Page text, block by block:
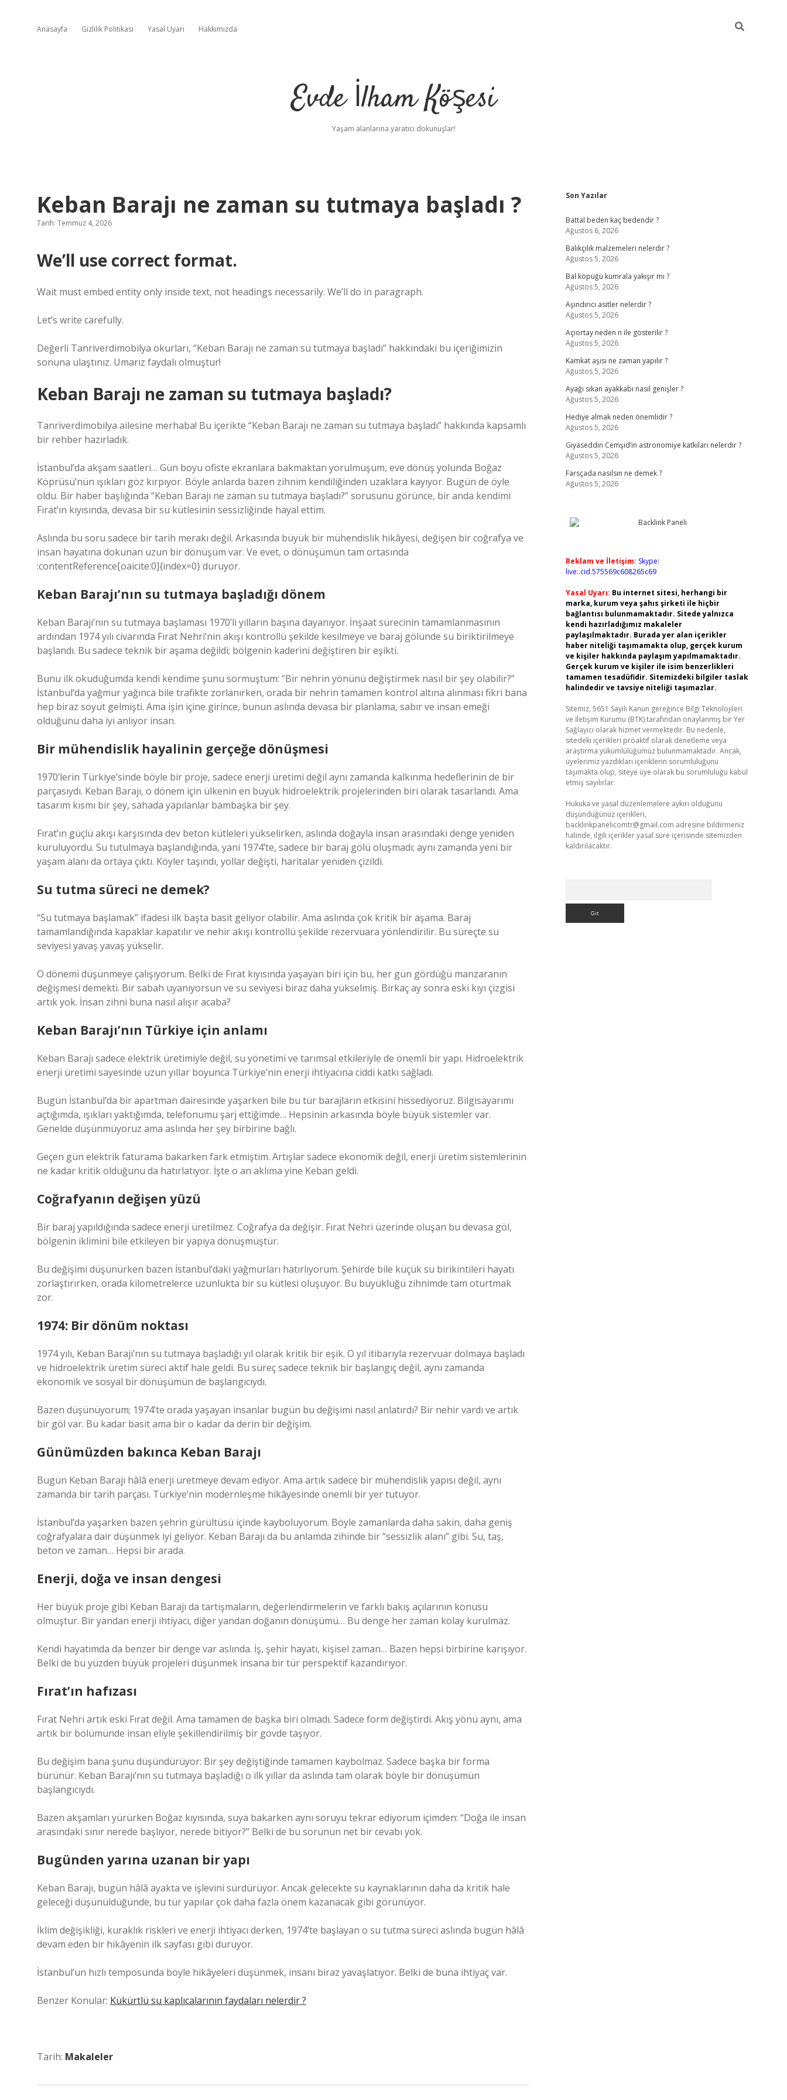
Anasayfa Gizlilik Politikası Yasal Uyarı Hakkımızda
Evde İlham Köşesi
Yaşam alanlarına yaratıcı dokunuşlar!
Keban Barajı ne zaman su tutmaya başladı ?
Tarih: Temmuz 4, 2026
We’ll use correct format.
Wait must embed entity only inside text, not headings necessarily. We’ll do in paragraph.
Let’s write carefully.
Değerli Tanriverdimobilya okurları, “Keban Barajı ne zaman su tutmaya başladı” hakkındaki bu içeriğimizin
sonuna ulaştınız. Umarız faydalı olmuştur!
Keban Barajı ne zaman su tutmaya başladı?
Tanriverdimobilya ailesine merhaba! Bu içerikte “Keban Barajı ne zaman su tutmaya başladı” hakkında kapsamlı
bir rehber hazırladık.
İstanbul’da akşam saatleri… Gün boyu ofiste ekranlara bakmaktan yorulmuşum, eve dönüş yolunda Boğaz
Köprüsü’nün ışıkları göz kırpıyor. Böyle anlarda bazen zihnim kendiliğinden uzaklara kayıyor. Bugün de öyle
oldu. Bir haber başlığında “Keban Barajı ne zaman su tutmaya başladı?” sorusunu görünce, bir anda kendimi
Fırat’ın kıyısında, devasa bir su kütlesinin sessizliğinde hayal ettim.
Aslında bu soru sadece bir tarih merakı değil. Arkasında büyük bir mühendislik hikâyesi, değişen bir coğrafya ve
insan hayatına dokunan uzun bir dönüşüm var. Ve evet, o dönüşümün tam ortasında
:contentReference[oaicite:0]{index=0}duruyor.
Keban Barajı’nın su tutmaya başladığı dönem
Keban Barajı’nın su tutmaya başlaması 1970’li yılların başına dayanıyor. İnşaat sürecinin tamamlanmasının
ardından 1974 yılı civarında Fırat Nehri’nin akışı kontrollü şekilde kesilmeye ve baraj gölünde su biriktirilmeye
başlandı. Bu sadece teknik bir aşama değildi; bölgenin kaderini değiştiren bir eşikti.
Bunu ilk okuduğumda kendi kendime şunu sormuştum: “Bir nehrin yönünü değiştirmek nasıl bir şey olabilir?”
İstanbul’da yağmur yağınca bile trafikte zorlanırken, orada bir nehrin tamamen kontrol altına alınması fikri bana
hep biraz soyut gelmişti. Ama işin içine girince, bunun aslında devasa bir planlama, sabır ve insan emeği
olduğunu daha iyi anlıyor insan.
Bir mühendislik hayalinin gerçeğe dönüşmesi
1970’lerin Türkiye’sinde böyle bir proje, sadece enerji üretimi değil aynı zamanda kalkınma hedeflerinin de bir
parçasıydı. Keban Barajı, o dönem için ülkenin en büyük hidroelektrik projelerinden biri olarak tasarlandı. Ama
tasarım kısmı bir şey, sahada yapılanlar bambaşka bir şey.
Fırat’ın güçlü akışı karşısında dev beton kütleleri yükselirken, aslında doğayla insan arasındaki denge yeniden
kuruluyordu. Su tutulmaya başlandığında, yani 1974’te, sadece bir baraj gölü oluşmadı; aynı zamanda yeni bir
yaşam alanı da ortaya çıktı. Köyler taşındı, yollar değişti, haritalar yeniden çizildi.
Su tutma süreci ne demek?
“Su tutmaya başlamak” ifadesi ilk başta basit geliyor olabilir. Ama aslında çok kritik bir aşama. Baraj
tamamlandığında kapaklar kapatılır ve nehir akışı kontrollü şekilde rezervuara yönlendirilir. Bu süreçte su
seviyesi yavaş yavaş yükselir.
O dönemi düşünmeye çalışıyorum. Belki de Fırat kıyısında yaşayan biri için bu, her gün gördüğü manzaranın
değişmesi demekti. Bir sabah uyanıyorsun ve su seviyesi biraz daha yükselmiş. Birkaç ay sonra eski kıyı çizgisi
artık yok. İnsan zihni buna nasıl alışır acaba?
Keban Barajı’nın Türkiye için anlamı
Keban Barajı sadece elektrik üretimiyle değil, su yönetimi ve tarımsal etkileriyle de önemli bir yapı. Hidroelektrik
enerji üretimi sayesinde uzun yıllar boyunca Türkiye’nin enerji ihtiyacına ciddi katkı sağladı.
Bugün İstanbul’da bir apartman dairesinde yaşarken bile bu tür barajların etkisini hissediyoruz. Bilgisayarımı
açtığımda, ışıkları yaktığımda, telefonumu şarj ettiğimde… Hepsinin arkasında böyle büyük sistemler var.
Genelde düşünmüyoruz ama aslında her şey birbirine bağlı.
Geçen gün elektrik faturama bakarken fark etmiştim. Artışlar sadece ekonomik değil, enerji üretim sistemlerinin
ne kadar kritik olduğunu da hatırlatıyor. İşte o an aklıma yine Keban geldi.
Coğrafyanın değişen yüzü
Bir baraj yapıldığında sadece enerji üretilmez. Coğrafya da değişir. Fırat Nehri üzerinde oluşan bu devasa göl,
bölgenin iklimini bile etkileyen bir yapıya dönüşmüştür.
Bu değişimi düşünürken bazen İstanbul’daki yağmurları hatırlıyorum. Şehirde bile küçük su birikintileri hayatı
zorlaştırırken, orada kilometrelerce uzunlukta bir su kütlesi oluşuyor. Bu büyüklüğü zihnimde tam oturtmak
zor.
1974: Bir dönüm noktası
1974 yılı, Keban Barajı’nın su tutmaya başladığı yıl olarak kritik bir eşik. O yıl itibarıyla rezervuar dolmaya başladı
ve hidroelektrik üretim süreci aktif hale geldi. Bu süreç sadece teknik bir başlangıç değil, aynı zamanda
ekonomik ve sosyal bir dönüşümün de başlangıcıydı.
Bazen düşünüyorum; 1974’te orada yaşayan insanlar bugün bu değişimi nasıl anlatırdı? Bir nehir vardı ve artık
bir göl var. Bu kadar basit ama bir o kadar da derin bir değişim.
Günümüzden bakınca Keban Barajı
Bugün Keban Barajı hâlâ enerji üretmeye devam ediyor. Ama artık sadece bir mühendislik yapısı değil, aynı
zamanda bir tarih parçası. Türkiye’nin modernleşme hikâyesinde önemli bir yer tutuyor.
İstanbul’da yaşarken bazen şehrin gürültüsü içinde kayboluyorum. Böyle zamanlarda daha sakin, daha geniş
coğrafyalara dair düşünmek iyi geliyor. Keban Barajı da bu anlamda zihinde bir “sessizlik alanı” gibi. Su, taş,
beton ve zaman… Hepsi bir arada.
Enerji, doğa ve insan dengesi
Her büyük proje gibi Keban Barajı da tartışmaların, değerlendirmelerin ve farklı bakış açılarının konusu
olmuştur. Bir yandan enerji ihtiyacı, diğer yandan doğanın dönüşümü… Bu denge her zaman kolay kurulmaz.
Kendi hayatımda da benzer bir denge var aslında. İş, şehir hayatı, kişisel zaman… Bazen hepsi birbirine karışıyor.
Belki de bu yüzden büyük projeleri düşünmek insana bir tür perspektif kazandırıyor.
Fırat’ın hafızası
Fırat Nehri artık eski Fırat değil. Ama tamamen de başka biri olmadı. Sadece form değiştirdi. Akış yönü aynı, ama
artık bir bölümünde insan eliyle şekillendirilmiş bir gövde taşıyor.
Bu değişim bana şunu düşündürüyor: Bir şey değiştiğinde tamamen kaybolmaz. Sadece başka bir forma
bürünür. Keban Barajı’nın su tutmaya başladığı o ilk yıllar da aslında tam olarak böyle bir dönüşümün
başlangıcıydı.
Bazen akşamları yürürken Boğaz kıyısında, suya bakarken aynı soruyu tekrar ediyorum içimden: “Doğa ile insan
arasındaki sınır nerede başlıyor, nerede bitiyor?” Belki de bu sorunun net bir cevabı yok.
Bugünden yarına uzanan bir yapı
Keban Barajı, bugün hâlâ ayakta ve işlevini sürdürüyor. Ancak gelecekte su kaynaklarının daha da kritik hale
geleceği düşünüldüğünde, bu tür yapılar çok daha fazla önem kazanacak gibi görünüyor.
İklim değişikliği, kuraklık riskleri ve enerji ihtiyacı derken, 1974’te başlayan o su tutma süreci aslında bugün hâlâ
devam eden bir hikâyenin ilk sayfası gibi duruyor.
İstanbul’un hızlı temposunda böyle hikâyeleri düşünmek, insanı biraz yavaşlatıyor. Belki de buna ihtiyaç var.
Benzer Konular: Kükürtlü su kaplıcalarının faydaları nelerdir ?
Tarih: Makaleler
Sidebar
Son Yazılar
Battal beden kaç bedendir ?
Ağustos 6, 2026
Balıkçılık malzemeleri nelerdir ?
Ağustos 5, 2026
Bal köpüğü kumrala yakışır mı ?
Ağustos 5, 2026
Aşındırıcı asitler nelerdir ?
Ağustos 5, 2026
Açıortay neden n ile gösterilir ?
Ağustos 5, 2026
Kamkat aşısı ne zaman yapılır ?
Ağustos 5, 2026
Ayağı sıkan ayakkabı nasıl genişler ?
Ağustos 5, 2026
Hediye almak neden önemlidir ?
Ağustos 5, 2026
Gıyaseddin Cemşid’in astronomiye katkıları nelerdir ?
Ağustos 5, 2026
Farsçada nasılsın ne demek ?
Ağustos 5, 2026
Reklam ve İletişim: Skype:
live:.cid.575569c608265c69
Yasal Uyarı: Bu internet sitesi, herhangi bir
marka, kurum veya şahıs şirketi ile hiçbir
bağlantısı bulunmamaktadır. Sitede yalnızca
kendi hazırladığımız makaleler
paylaşılmaktadır. Burada yer alan içerikler
haber niteliği taşımamakta olup, gerçek kurum
ve kişiler hakkında paylaşım yapılmamaktadır.
Gerçek kurum ve kişiler ile isim benzerlikleri
tamamen tesadüfidir. Sitemizdeki bilgiler taslak
halindedir ve tavsiye niteliği taşımazlar.
Sitemiz, 5651 Sayılı Kanun gereğince Bilgi Teknolojileri
ve İletişim Kurumu (BTK) tarafından onaylanmış bir Yer
Sağlayıcı olarak hizmet vermektedir. Bu nedenle,
sitedeki içerikleri proaktif olarak denetleme veya
araştırma yükümlülüğümüz bulunmamaktadır. Ancak,
üyelerimiz yazdıkları içeriklerin sorumluluğunu
taşımakta olup, siteye üye olarak bu sorumluluğu kabul
etmiş sayılırlar.
Hukuka ve yasal düzenlemelere aykırı olduğunu
düşündüğünüz içerikleri,
backlinkpanelicomtr@gmail.com adresine bildirmeniz
halinde, ilgili içerikler yasal süre içerisinde sitemizden
kaldırılacaktır.